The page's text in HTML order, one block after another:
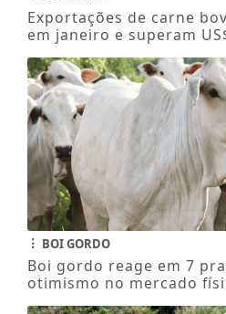
Exportações de carne
em janeiro e superam
BOI GORDO
Boi gordo reage em 7
otimismo no mercado